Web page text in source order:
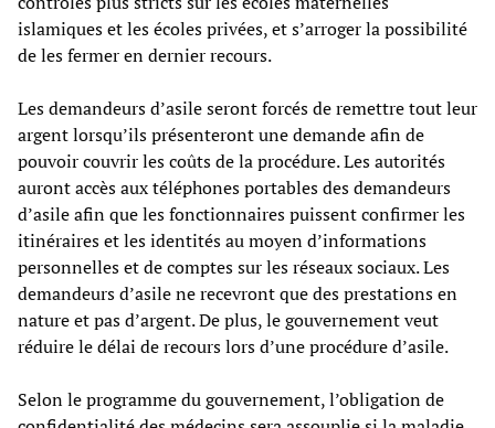
islamiques et les écoles privées, et s’arroger la possibilité
de les fermer en dernier recours.
Les demandeurs d’asile seront forcés de remettre tout leur
argent lorsqu’ils présenteront une demande afin de
pouvoir couvrir les coûts de la procédure. Les autorités
auront accès aux téléphones portables des demandeurs
d’asile afin que les fonctionnaires puissent confirmer les
itinéraires et les identités au moyen d’informations
personnelles et de comptes sur les réseaux sociaux. Les
demandeurs d’asile ne recevront que des prestations en
nature et pas d’argent. De plus, le gouvernement veut
réduire le délai de recours lors d’une procédure d’asile.
Selon le programme du gouvernement, l’obligation de